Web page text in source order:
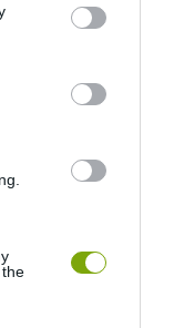
You may click to
party tags to
in below Google
és biztosan